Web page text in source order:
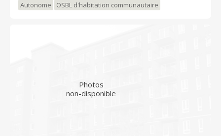
Autonome OSBL d'habitation communautaire
Photos
non-disponible